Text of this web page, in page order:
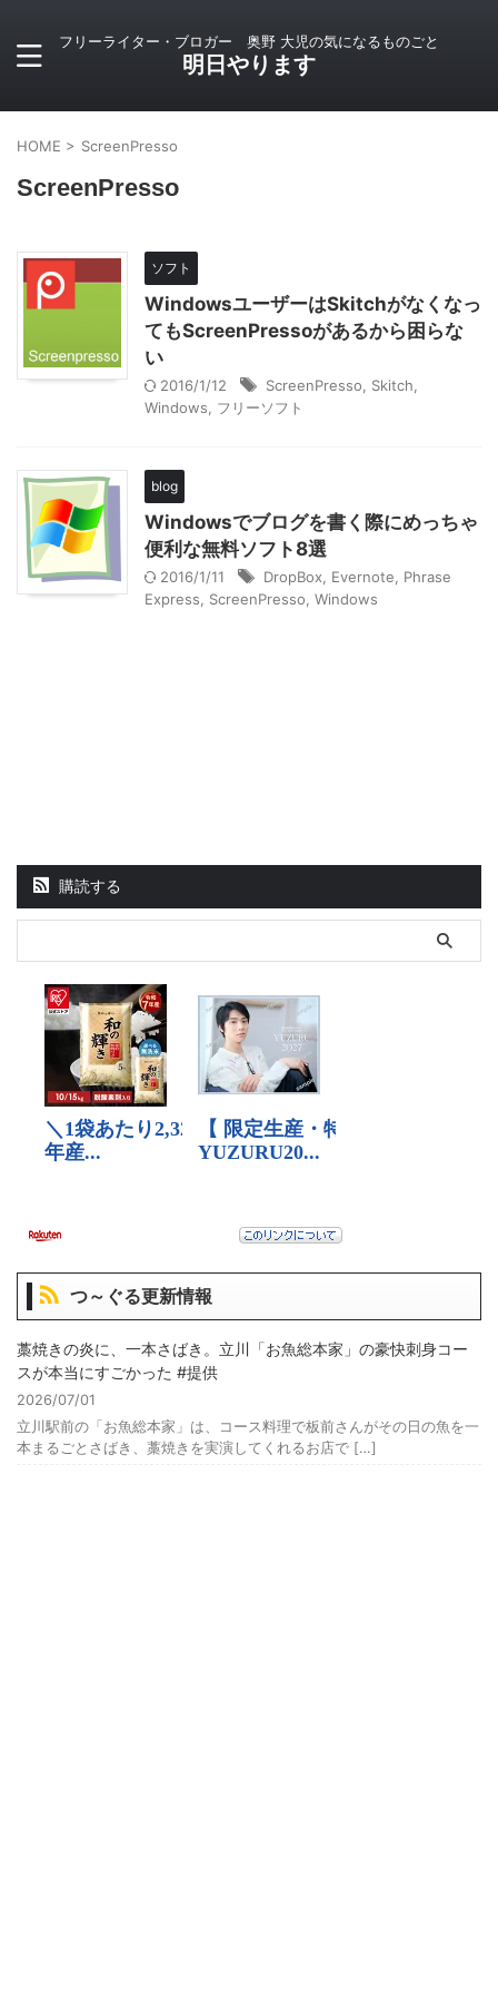
フリーライター・ブロガー 奥野 大児の気になるものごと
明日やります
HOME > ScreenPresso
ScreenPresso
ソフト
WindowsユーザーはSkitchがなくなっ
てもScreenPressoがあるから困らな
い
2016/1/12 ScreenPresso Skitch
Windows
フリーソフト
blog
Windowsでブログを書く際にめっちゃ
便利な無料ソフト8選
2016/1/11 DropBox Evernote
Phrase
Express
ScreenPresso Windows
購読する
つ～ぐる更新情報
藁焼きの炎に、一本さばき。立川「お魚総本家」の豪快刺身コー
スが本当にすごかった #提供
2026/07/01
立川駅前の「お魚総本家」は、コース料理で板前さんがその日の魚を一
本まるごとさばき、藁焼きを実演してくれるお店で […]